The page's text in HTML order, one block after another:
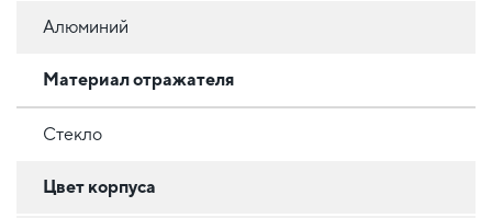
Алюминий
Материал отражателя
Стекло
Цвет корпуса